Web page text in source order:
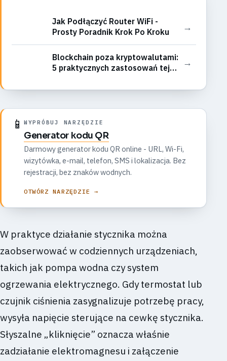
Jak Podłączyć Router WiFi -
Prosty Poradnik Krok Po Kroku
→
Blockchain poza kryptowalutami:
5 praktycznych zastosowań tej
→
📱 WYPRÓBUJ NARZĘDZIE
Generator kodu QR
Darmowy generator kodu QR online - URL, Wi-Fi,
wizytówka, e-mail, telefon, SMS i lokalizacja. Bez
rejestracji, bez znaków wodnych.
OTWÓRZ NARZĘDZIE →
W praktyce działanie stycznika można
zaobserwować w codziennych urządzeniach,
takich jak pompa wodna czy system
ogrzewania elektrycznego. Gdy termostat lub
czujnik ciśnienia zasygnalizuje potrzebę pracy,
wysyła napięcie sterujące na cewkę stycznika.
Słyszalne „kliknięcie” oznacza właśnie
zadziałanie elektromagnesu i załączenie